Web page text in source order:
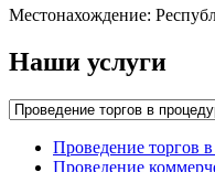
Местонахождение:
Наши услуги
Проведение торгов
Проведение